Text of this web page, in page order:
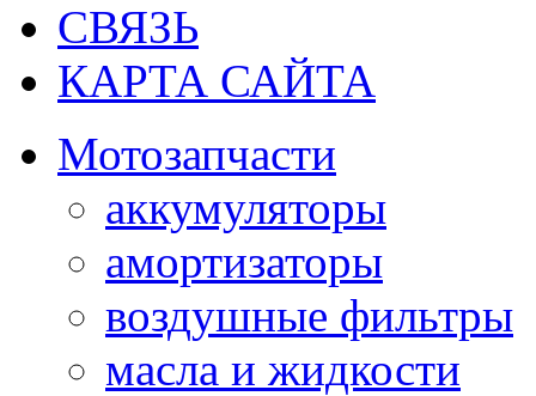
СВЯЗЬ
КАРТА САЙТА
Мотозапчасти
аккумуляторы
амортизаторы
воздушные фильтры
масла и жидкости